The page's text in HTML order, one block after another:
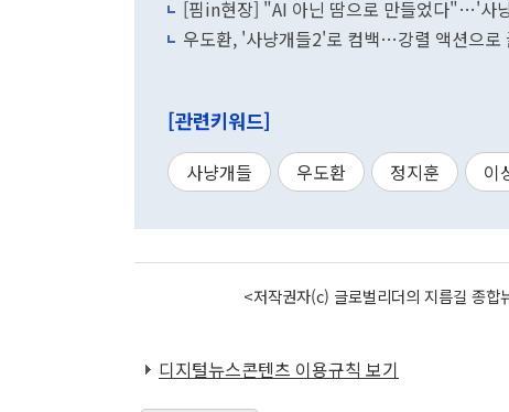
[핌in현장] "AI 아닌 땀으로 만들었다"…'사
우도환, '사냥개들2'로 컴백…강렬 액션으로
[관련키워드]
사냥개들 우도환 정지훈 이
<저작권자(c) 글로벌리더의 지름길 종
디지털뉴스콘텐츠 이용규칙 보기